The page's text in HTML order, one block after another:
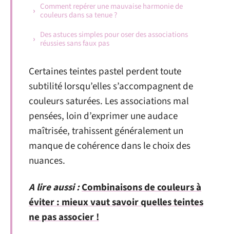
Comment repérer une mauvaise harmonie de
couleurs dans sa tenue ?
Des astuces simples pour oser des associations
réussies sans faux pas
Certaines teintes pastel perdent toute
subtilité lorsqu’elles s’accompagnent de
couleurs saturées. Les associations mal
pensées, loin d’exprimer une audace
maîtrisée, trahissent généralement un
manque de cohérence dans le choix des
nuances.
A lire aussi :Combinaisons de couleurs à
éviter : mieux vaut savoir quelles teintes
ne pas associer !